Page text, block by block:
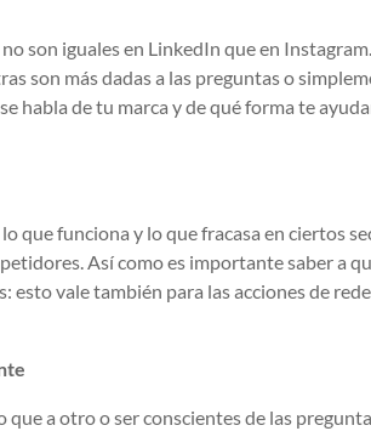
son iguales en LinkedIn que en
son más dadas a las preguntas o
habla de tu marca y de qué forma te
que funciona y lo que fracasa en ciertos
Así como es importante saber a
vale también para las acciones de
a otro o ser conscientes de las